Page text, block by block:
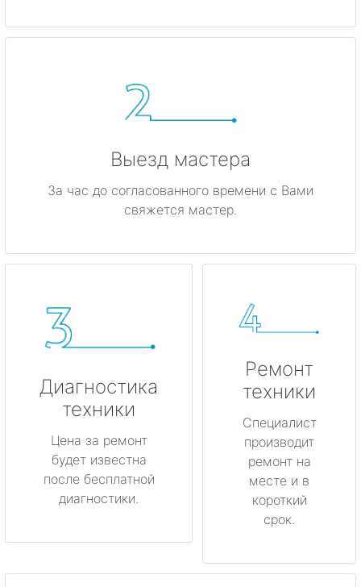
Выезд мастера
За час до согласованного времени с Вами
свяжется мастер.
Диагностика
техники
Цена за ремонт
будет известна
после бесплатной
диагностики.
Ремонт
техники
Специалист
производит
ремонт на
месте и в
короткий
срок.